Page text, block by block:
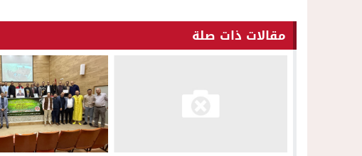
مقالات ذات صلة